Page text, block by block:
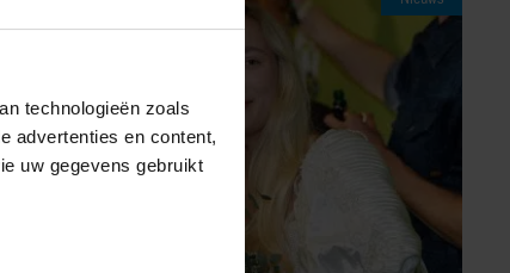
technologieën zoals
advertenties en content,
uw gegevens gebruikt